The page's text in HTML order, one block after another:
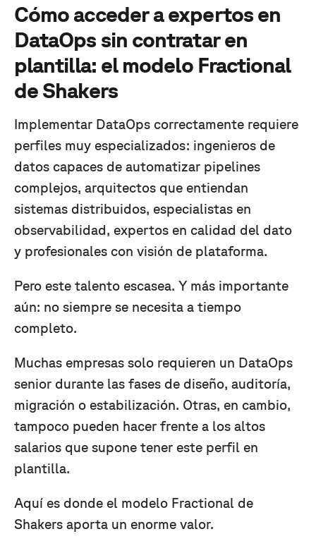
Cómo acceder a expertos en
DataOps sin contratar en
plantilla: el modelo Fractional
de Shakers
Implementar DataOps correctamente requiere
perfiles muy especializados: ingenieros de
datos capaces de automatizar pipelines
complejos, arquitectos que entiendan
sistemas distribuidos, especialistas en
observabilidad, expertos en calidad del dato
y profesionales con visión de plataforma.
Pero este talento escasea. Y más importante
aún: no siempre se necesita a tiempo
completo.
Muchas empresas solo requieren un DataOps
senior durante las fases de diseño, auditoría,
migración o estabilización. Otras, en cambio,
tampoco pueden hacer frente a los altos
salarios que supone tener este perfil en
plantilla.
Aquí es donde el modelo Fractional de
Shakers aporta un enorme valor.